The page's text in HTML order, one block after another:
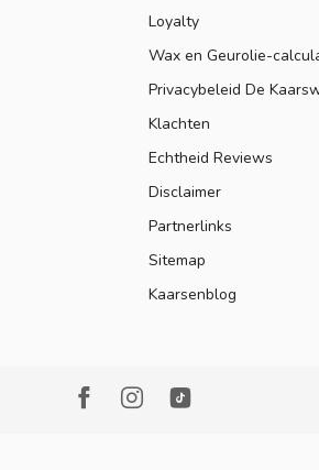
Loyalty
Wax en Geurolie-
Privacybeleid De
Klachten
Echtheid Reviews
Disclaimer
Partnerlinks
Sitemap
Kaarsenblog